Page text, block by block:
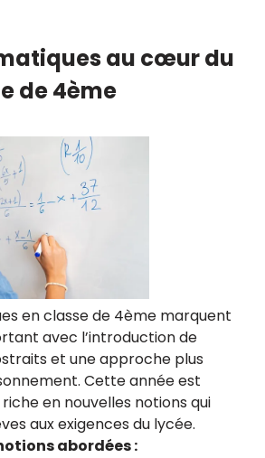
au cœur du
de 4ème
en classe de 4ème marquent
avec l’introduction de
et une approche plus
Cette année est
en nouvelles notions qui
aux exigences du lycée.
abordées :